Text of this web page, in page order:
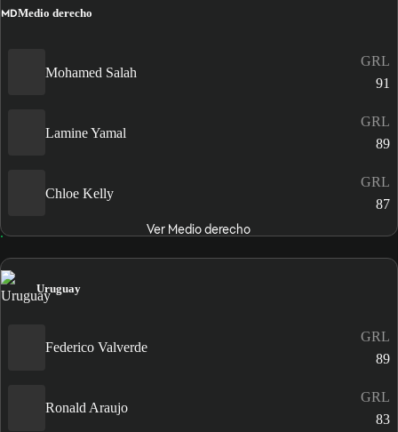
MDMedio derecho
Mohamed Salah
GRL
91
Lamine Yamal
GRL
89
Chloe Kelly
GRL
87
Ver Medio derecho
Uruguay
Federico Valverde
GRL
89
Ronald Araujo
GRL
83